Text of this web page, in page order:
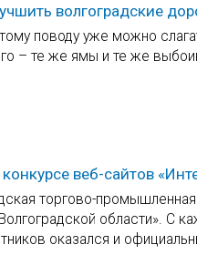
волгоградские
поводу уже можно
– те же ямы и те же
веб-сайтов
торгово-
области». С
оказался и